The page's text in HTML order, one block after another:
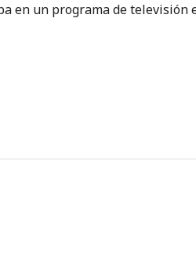
en un programa de televisión